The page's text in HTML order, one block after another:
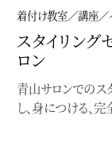
着付け教室／講座／
スタイリング
ロン
青山サロンでのス
し、身につける、
”浴衣にぴっ
クショップ
クレマチスの簪作